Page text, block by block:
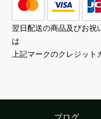
翌日配送の商品及びお祝
は
上記マークのクレジット
ブログ